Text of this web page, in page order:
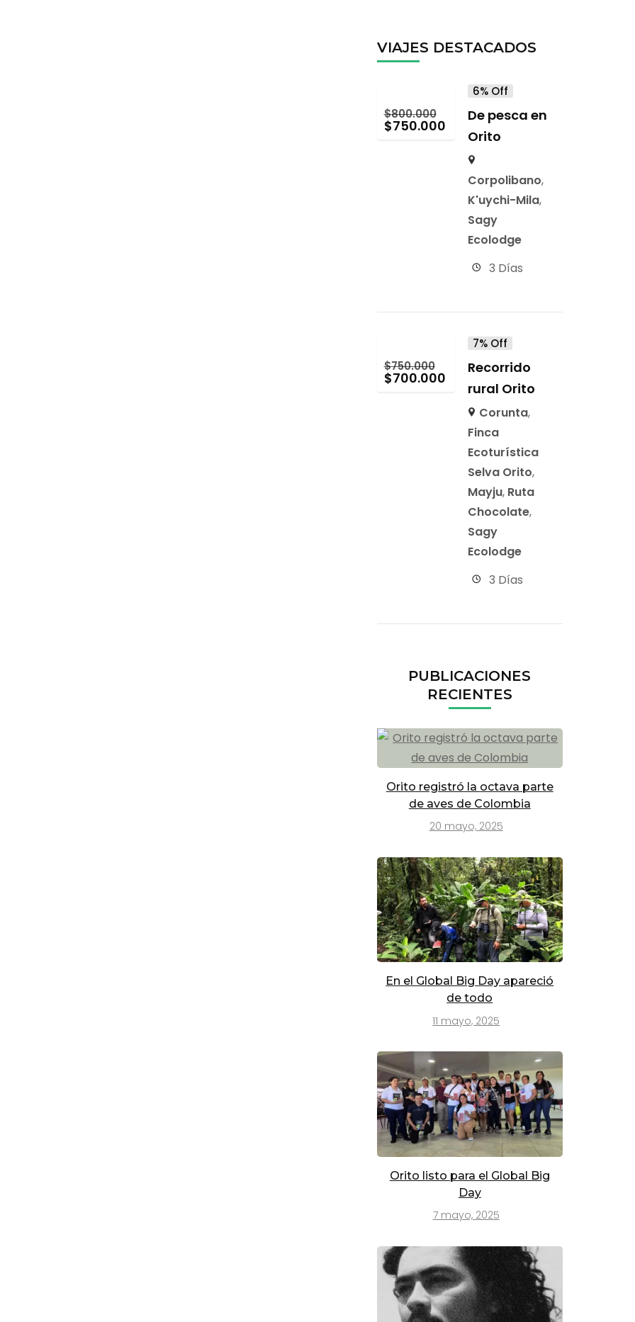
VIAJES DESTACADOS
$800.000
$750.000
6% Off
De pesca en
Orito
Corpolibano,
K'uychi-Mila,
Sagy
Ecolodge
3 Días
$750.000
$700.000
7% Off
Recorrido
rural Orito
Corunta,
Finca
Ecoturística
Selva Orito,
Mayju, Ruta
Chocolate,
Sagy
Ecolodge
3 Días
PUBLICACIONES
RECIENTES
Orito registró la octava parte
de aves de Colombia
20 mayo, 2025
En el Global Big Day apareció
de todo
11 mayo, 2025
Orito listo para el Global Big
Day
7 mayo, 2025